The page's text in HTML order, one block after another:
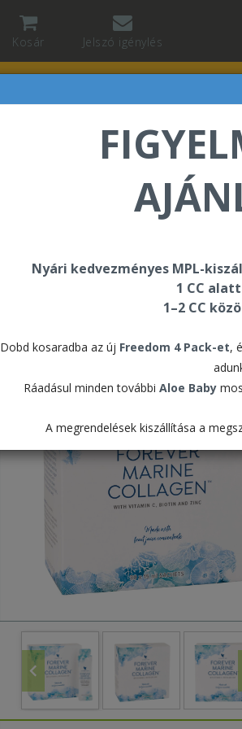
Nyári kedvezményes MPL-
1 CC
1–2 CC
Dobd kosaradba az új Freedom 4 Pack-et,
Ráadásul minden további Aloe Baby
A megrendelések kiszállítása a
Kosár Jelszó igénylés